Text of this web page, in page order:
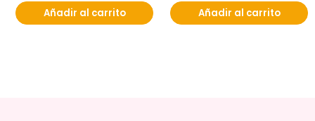
Añadir al carrito Añadir al carrito